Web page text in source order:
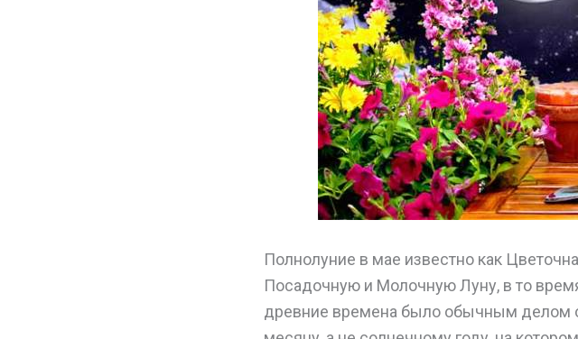
Полнолуние в мае известно как
Посадочную и Молочную Луну, в то
древние времена было обычным делом